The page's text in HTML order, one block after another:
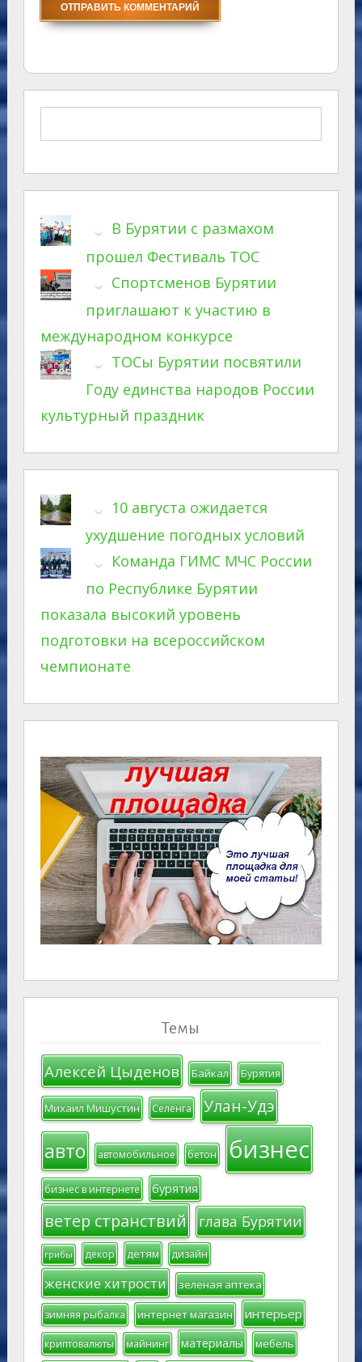
В Бурятии с размахом
прошел Фестиваль ТОС
Спортсменов Бурятии
приглашают к участию в
международном конкурсе
ТОСы Бурятии посвятили
Году единства народов России
культурный праздник
10 августа ожидается
ухудшение погодных условий
Команда ГИМС МЧС России
по Республике Бурятии
показала высокий уровень
подготовки на всероссийском
чемпионате
Темы
Алексей Цыденов Байкал Бурятия
Михаил Мишустин Селенга Улан-Удэ
авто автомобильное бетон бизнес
бизнес в интернете бурятия
ветер странствий глава Бурятии
грибы декор детям дизайн
женские хитрости зеленая аптека
зимняя рыбалка интернет магазин интерьер
криптовалюты майнинг материалы мебель